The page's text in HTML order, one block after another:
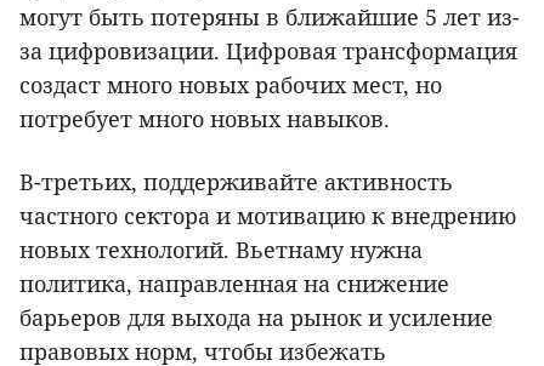
могут быть потеряны в ближайшие 5 лет из-
за цифровизации. Цифровая трансформация
создаст много новых рабочих мест, но
потребует много новых навыков.
В-третьих, поддерживайте активность
частного сектора и мотивацию к внедрению
новых технологий. Вьетнаму нужна
политика, направленная на снижение
барьеров для выхода на рынок и усиление
правовых норм, чтобы избежать